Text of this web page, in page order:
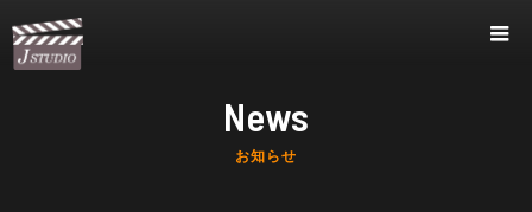
News
お知らせ